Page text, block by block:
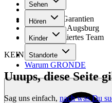
Sehen
Hören
Kinder
Standorte
Warum GRONDE
Seit 1971
GRONDE Garantien
8× im Raum Augsburg
Hochqualifiziertes Team
KEINE SORGE!
Uuups, diese Seite
Sag uns einfach, nach was Du